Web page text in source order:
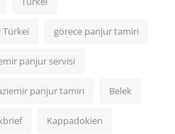
Türkei görece panjur tamiri
panjur servisi
panjur tamiri Belek
Kappadokien